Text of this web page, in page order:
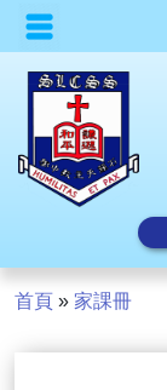
首頁 » 家課冊